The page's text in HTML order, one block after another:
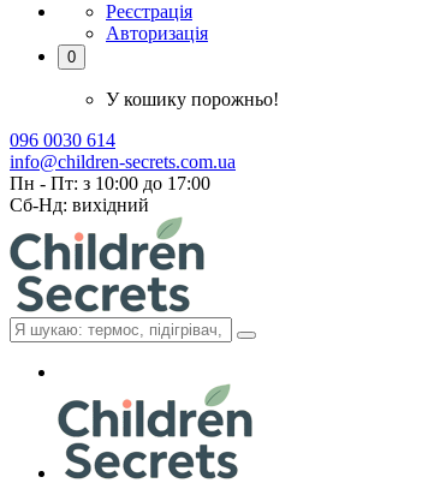
Реєстрація
Авторизація
0
У кошику порожньо!
096 0030 614
info@children-secrets.com.ua
Пн - Пт: з 10:00 до 17:00
Сб-Нд: вихідний